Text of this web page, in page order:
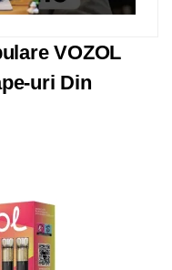
VOZOL
uri Din